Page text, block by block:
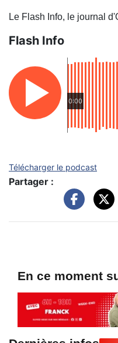
Le Flash Info, le journal
Flash Info
0:00
Télécharger le podcast
Partager :
En ce moment